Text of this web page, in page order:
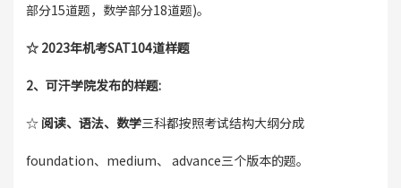
部分15道题，数学部分18道题)。
☆ 2023年机考SAT104道样题
2、可汗学院发布的样题:
☆ 阅读、语法、数学三科都按照考试结构大纲分成
foundation、medium、 advance三个版本的题。